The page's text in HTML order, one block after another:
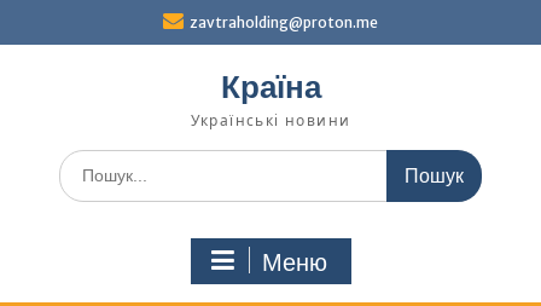
zavtraholding@proton.me
Країна
Українські новини
Шукати:
Меню